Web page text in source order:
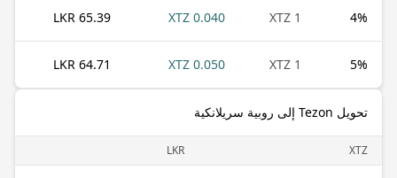
4%
1 XTZ
0.040 XTZ
65.39 LKR
5%
1 XTZ
0.050 XTZ
64.71 LKR
تحويل Tezon إلى روبية سريلانكية
XTZ
LKR